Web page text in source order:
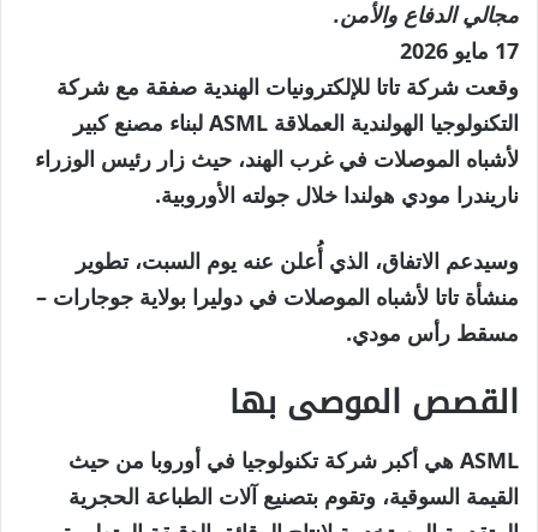
مجالي الدفاع والأمن.
نُشرت
في
17
مايو
2026
17 مايو 2026
وقعت شركة تاتا للإلكترونيات الهندية صفقة مع شركة
التكنولوجيا الهولندية العملاقة ASML لبناء مصنع كبير
لأشباه الموصلات في غرب الهند، حيث زار رئيس الوزراء
ناريندرا مودي هولندا خلال جولته الأوروبية.
وسيدعم الاتفاق، الذي أُعلن عنه يوم السبت، تطوير
منشأة تاتا لأشباه الموصلات في دوليرا بولاية جوجارات –
مسقط رأس مودي.
القصص الموصى بها
قائمة
من
نهاية
القائمة
ASML هي أكبر شركة تكنولوجيا في أوروبا من حيث
القيمة السوقية، وتقوم بتصنيع آلات الطباعة الحجرية